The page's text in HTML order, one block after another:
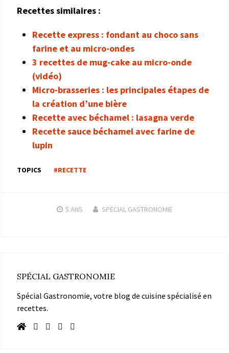
Recettes similaires :
Recette express : fondant au choco sans
farine et au micro-ondes
3 recettes de mug-cake au micro-onde
(vidéo)
Micro-brasseries : les principales étapes de
la création d’une bière
Recette avec béchamel : lasagna verde
Recette sauce béchamel avec farine de
lupin
TOPICS #RECETTE
5 ANS SPÉCIAL GASTRONOMIE
SPÉCIAL GASTRONOMIE
Spécial Gastronomie, votre blog de cuisine spécialisé en
recettes.